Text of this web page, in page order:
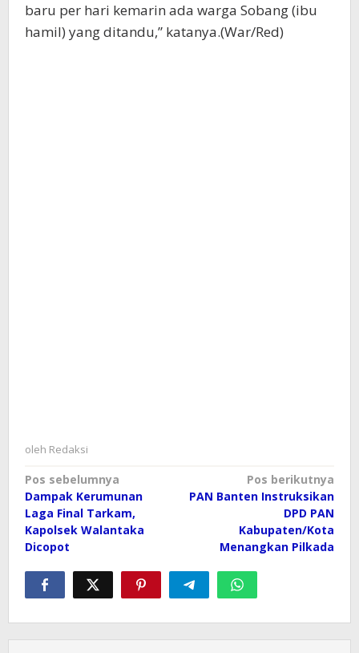
baru per hari kemarin ada warga Sobang (ibu
hamil) yang ditandu,” katanya.(War/Red)
oleh Redaksi
Navigasi
pos
Pos sebelumnya
Dampak Kerumunan
Laga Final Tarkam,
Kapolsek Walantaka
Dicopot
Pos berikutnya
PAN Banten Instruksikan
DPD PAN
Kabupaten/Kota
Menangkan Pilkada